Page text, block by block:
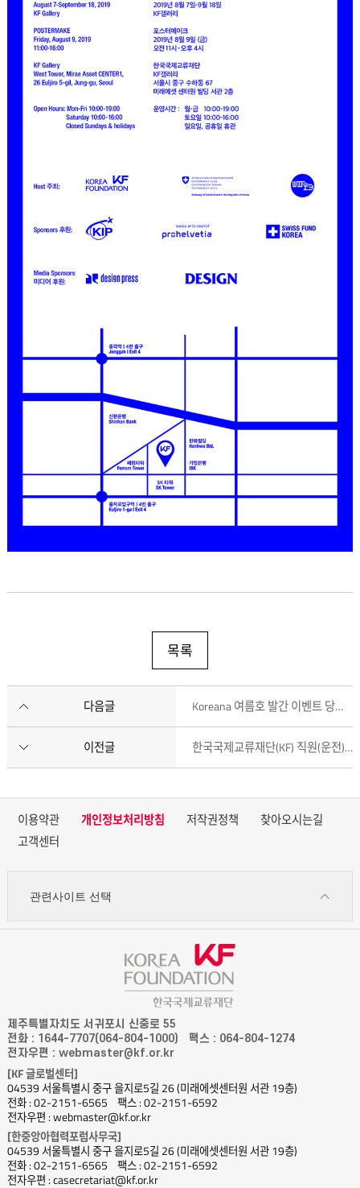
POSTERMAKE
August
2019
2019년
8월
(금)
11am-
4pm
11시-
KF
포스터메이크
워크샵
제임스
채
James
Chae
는
현재
서울에서
목록
다음글 Koreana 여름호 발간 이벤트 당첨자 발표
이전글 한국국제교류재단(KF) 직원(운전) 채용 공고
이용약관 개인정보처리방침 저작권정책
찾아오시는길
고객센터
관련사이트 선택
제주특별자치도 서귀포시 신중로 55
전화 : 1644-7707(064-804-1000)
팩스 : 064-804-1274
전자우편 : webmaster@kf.or.kr
[KF 글로벌센터]
04539 서울특별시 중구 을지로5길 26 (미래에셋센터원 서관 19층)
전화 : 02-2151-6565
팩스 : 02-2151-6592
전자우편 : webmaster@kf.or.kr
[한중앙아협력포럼사무국]
04539 서울특별시 중구 을지로5길 26 (미래에셋센터원 서관 19층)
전화 : 02-2151-6565
팩스 : 02-2151-6592
전자우편 : casecretariat@kf.or.kr